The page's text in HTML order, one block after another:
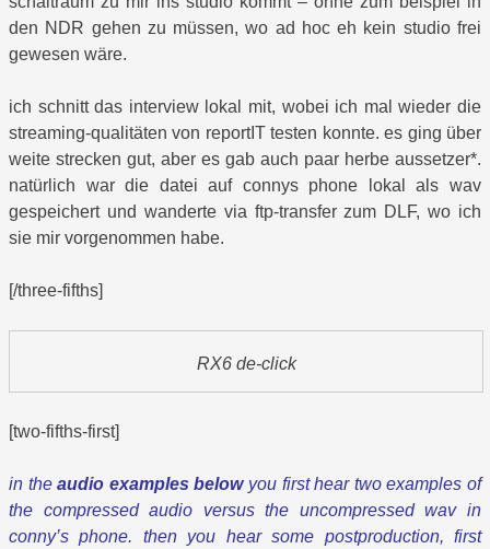
den NDR gehen zu müssen, wo ad hoc eh kein studio frei
gewesen wäre.
ich schnitt das interview lokal mit, wobei ich mal wieder die
streaming-qualitäten von reportIT testen konnte. es ging über
weite strecken gut, aber es gab auch paar herbe aussetzer*.
natürlich war die datei auf connys phone lokal als wav
gespeichert und wanderte via ftp-transfer zum DLF, wo ich
sie mir vorgenommen habe.
[/three-fifths]
RX6 de-click
[two-fifths-first]
in theaudio examples belowyou first hear two examples of
the compressed audio versus the uncompressed wav in
conny’s phone. then you hear some postproduction, first